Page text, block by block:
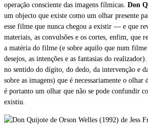
operação consciente das imagens fílmicas. Don
um objecto que existe como um olhar presente
esse filme que nunca chegou a existir — e que
materiais, as convulsões e os cortes, enfim, que
a matéria do filme (e sobre aquilo que num
desejos, as intenções e as fantasias do
no sentido do dígito, do dedo, da intervenção e
sobre as imagens) que é necessariamente o
é portanto um olhar que não se pode confundir
existiu.